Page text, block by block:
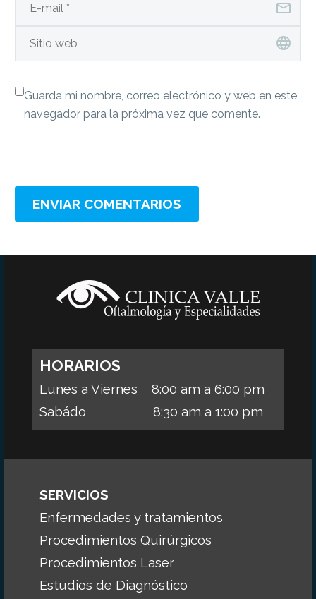
Guarda mi nombre, correo electrónico y web en este
navegador para la próxima vez que comente.
ENVIAR COMENTARIOS
HORARIOS
Lunes a Viernes 8:00 am a 6:00 pm
Sabádo 8:30 am a 1:00 pm
SERVICIOS
Enfermedades y tratamientos
Procedimientos Quirúrgicos
Procedimientos Laser
Estudios de Diagnóstico